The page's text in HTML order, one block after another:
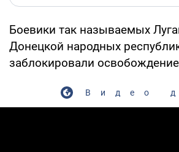
Боевики так называемых
Донецкой народных
заблокировали
Видео